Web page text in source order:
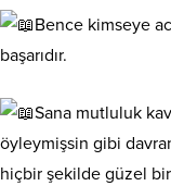
Bence kimseye
başarıdır.
Sana mutluluk
öyleymişsin gibi
hiçbir şekilde güzel